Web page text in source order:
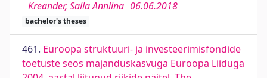
Kreander, Salla Anniina 06.06.2018
bachelor's theses
461. Euroopa struktuuri- ja investeerimisfondide
toetuste seos majanduskasvuga Euroopa Liiduga